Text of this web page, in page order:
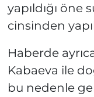
yapıldığı
cinsinden
Haberde
Kabaeva ile
bu nedenle